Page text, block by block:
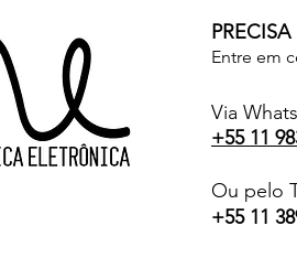
Entre em
Via
+55 11
Ou pelo
+55 11